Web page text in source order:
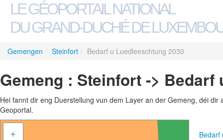
LE GÉOPORTAIL NATIONAL
DU GRAND-DUCHÉ DE
Gemengen / Steinfort / Bedarf u Luedleeschtung 2030
Gemeng : Steinfort ->
Hei fannt dir eng Duerstellung vun dem Layer an der Gemeng, déi
Geoportal.
+
Bedarf